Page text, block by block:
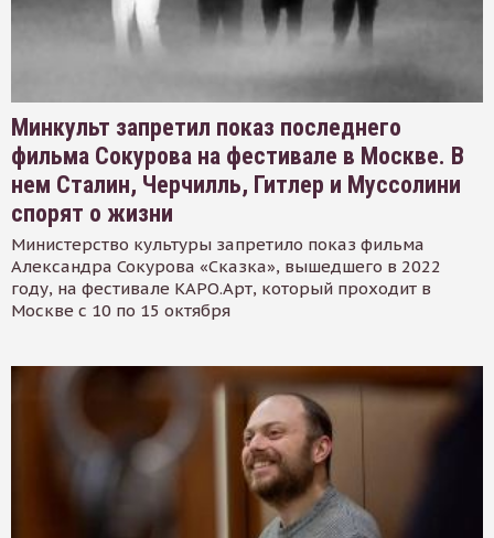
Минкульт запретил показ последнего
фильма Сокурова на фестивале в Москве. В
нем Сталин, Черчилль, Гитлер и Муссолини
спорят о жизни
Министерство культуры запретило показ фильма
Александра Сокурова «Сказка», вышедшего в 2022
году, на фестивале КАРО.Арт, который проходит в
Москве с 10 по 15 октября